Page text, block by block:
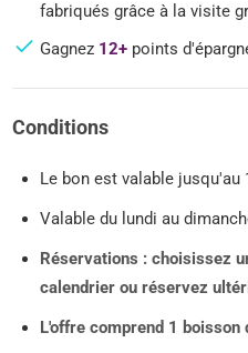
fabriqués grâce à la visite
Gagnez 12+ points
Conditions
Le bon est valable jusqu'au
Valable du lundi au
Réservations : choisissez
calendrier ou réservez
L'offre comprend 1 boisson